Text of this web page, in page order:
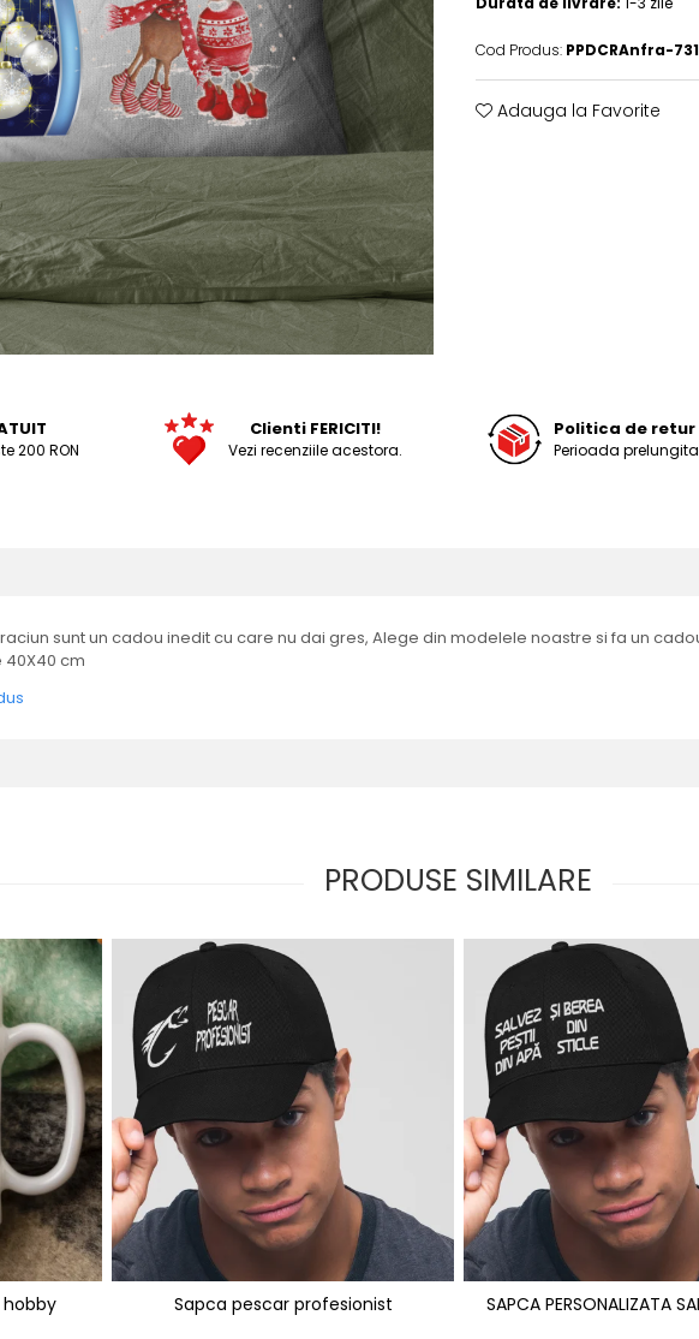
Facebook
Cod Produs: PPDCRAnfra-
Adauga la Favorite
200 RON
Clienti FERICITI!
Vezi recenziile acestora.
Politica de retur
Perioada
sunt un cadou inedit cu care nu dai gres, Alege din modelele noastre si fa un
cm
PRODUSE SIMILARE
Sapca pescar profesionist SAPCA